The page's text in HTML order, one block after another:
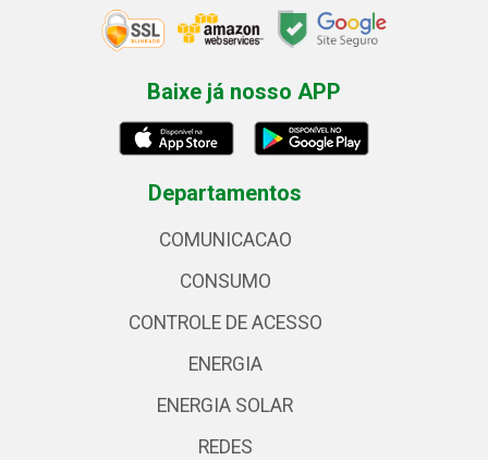
Baixe já nosso APP
Departamentos
COMUNICACAO
CONSUMO
CONTROLE DE ACESSO
ENERGIA
ENERGIA SOLAR
REDES